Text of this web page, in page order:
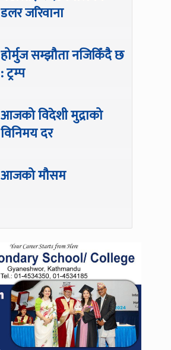
डलर जरिवाना
होर्मुज सम्झौता नजिकिँदै छ
: ट्रम्प
आजको विदेशी मुद्राको
विनिमय दर
आजको मौसम